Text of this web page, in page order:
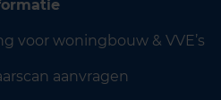
voor woningbouw & VVE’s
aanvragen